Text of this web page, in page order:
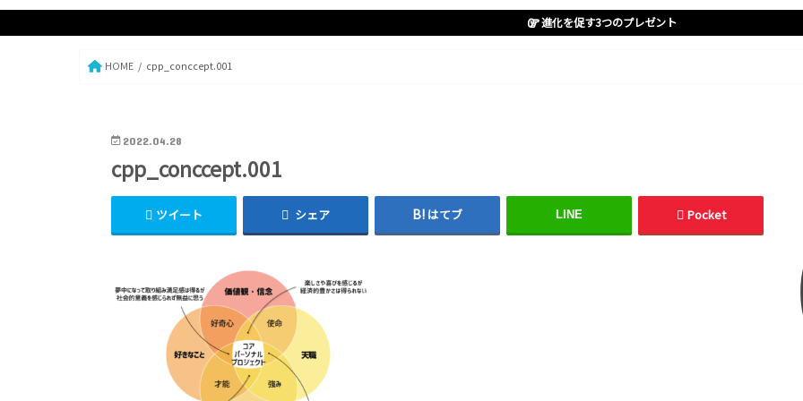
進化を促す3つのプレゼント
HOME cpp_conccept.001
2022.04.28
cpp_conccept.001
ツイート シェア はてブ LINE Pocket